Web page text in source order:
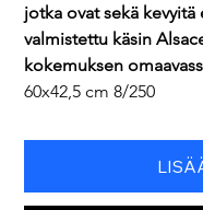
jotka ovat sekä
valmistettu käsin
kokemuksen
60x42,5 cm 8/250